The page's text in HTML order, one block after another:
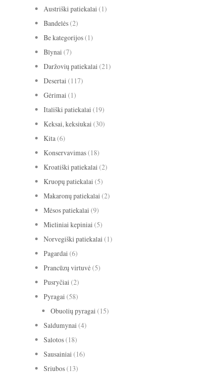
Austriški patiekalai (1)
Bandelės(2)
Be kategorijos(1)
Blynai (7)
Daržovių patiekalai (21)
Desertai (117)
Gėrimai (1)
Itališki patiekalai (19)
Keksai, keksiukai (30)
Kita(6)
Konservavimas(18)
Kroatiški patiekalai (2)
Kruopų patiekalai (5)
Makaronų patiekalai (2)
Mėsos patiekalai (9)
Mieliniai kepiniai (5)
Norvegiški patiekalai (1)
Pagardai (6)
Prancūzų virtuvė(5)
Pusryčiai (2)
Pyragai (58)
Obuolių pyragai (15)
Saldumynai (4)
Salotos(18)
Sausainiai (16)
Sriubos(13)